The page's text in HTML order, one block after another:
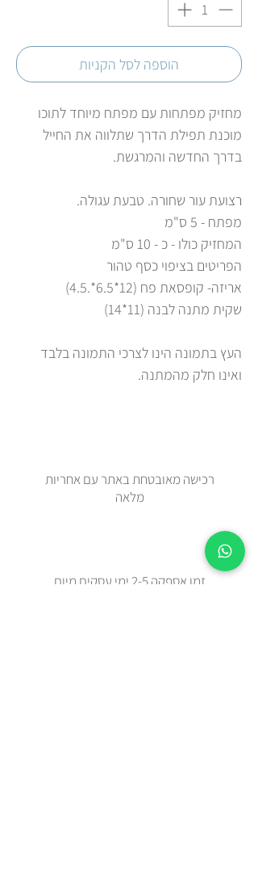
הוספה לסל הקניות
מחזיק מפתחות עם מפתח מיוחד לתוכו
מוכנת תפילת הדרך שתלווה את החייל
בדרך החדשה והמרגשת.
רצועת עור שחורה. טבעת עגולה.
מפתח - 5 ס"מ
המחזיק כולו - כ - 10 ס"מ
הפריטים בציפוי כסף טהור
אריזה- קופסאת פח (12*6.5*.4.5)
שקית מתנה לבנה (11*14)
העץ בתמונה הינו לצרכי התמונה בלבד
ואינו חלק מהמתנה.
רכישה מאובטחת באתר עם אחריות
מלאה
זמן אספקה 2-5 ימי עסקים מיום